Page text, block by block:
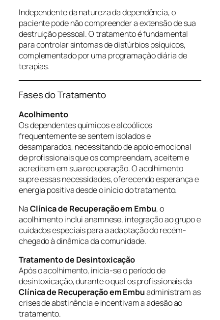
Independente da natureza da dependência, o
paciente pode não compreender a extensão de sua
destruição pessoal. O tratamento é fundamental
para controlar sintomas de distúrbios psíquicos,
complementado por uma programação diária de
terapias.
Fases do Tratamento
Acolhimento
Os dependentes químicos e alcoólicos
frequentemente se sentem isolados e
desamparados, necessitando de apoio emocional
de profissionais que os compreendam, aceitem e
acreditem em sua recuperação. O acolhimento
supre essas necessidades, oferecendo esperança e
energia positiva desde o início do tratamento.
NaClínica de Recuperação em Embu, o
acolhimento inclui anamnese, integração ao grupo e
cuidados especiais para a adaptação do recém-
chegado à dinâmica da comunidade.
Tratamento de Desintoxicação
Após o acolhimento, inicia-se o período de
desintoxicação, durante o qual os profissionais da
Clínica de Recuperação em Embuadministram as
crises de abstinência e incentivam a adesão ao
tratamento.